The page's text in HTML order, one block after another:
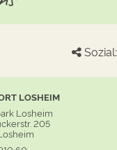
Sozial:
LOSHEIM
Losheim
205